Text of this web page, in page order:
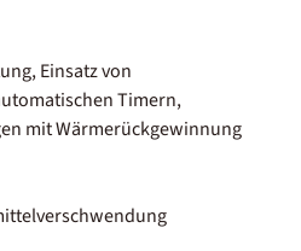
Einsatz von
Timern,
mit Wärmerückgewinnung